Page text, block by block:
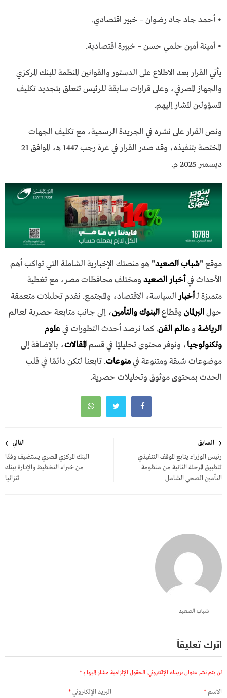
• أحمد جاد جاد رضوان – خبير اقتصادي.
• أمينة أمين حلمي حسن – خبيرة اقتصادية.
يأتي القرار بعد الاطلاع على الدستور والقوانين المنظمة للبنك المركزي
والجهاز المصرفي، وعلى قرارات سابقة للرئيس تتعلق بتجديد تكليف
المسؤولين المشار إليهم.
ونص القرار على نشره في الجريدة الرسمية، مع تكليف الجهات
المختصة بتنفيذه، وقد صدر القرار في غرة رجب 1447 هـ، الموافق 21
ديسمبر 2025 م.
موقع"شباب الصعيد" هو منصتك الإخبارية الشاملة التي تواكب أهم
الأحداث فيأخبار الصعيد ومختلف محافظات مصر، مع تغطية
متميزة لـأخبارالسياسة، الاقتصاد، والمجتمع. نقدم تحليلات متعمقة
حولالبرلمان وقطاعالبنوك والتأمين، إلى جانب متابعة حصرية لعالم
الرياضة و عالم الفن. كما نرصد أحدث التطورات فيعلوم
وتكنولوجيا، ونوفر محتوى تحليليًا في قسمالمقالات، بالإضافة إلى
موضوعات شيقة ومتنوعة فيمنوعات. تابعنا لتكن دائمًا في قلب
الحدث بمحتوى موثوق وتحليلات حصرية.
المقالات
السابق
رئيس الوزراء يتابع الموقف التنفيذي
لتطبيق المرحلة الثانية من منظومة
التأمين الصحي الشامل
التالي
البنك المركزي المصري يستضيف وفدًا
من خبراء التخطيط والإدارة ببنك
تنزانيا
شباب الصعيد
اترك تعليقاً
لن يتم نشر عنوان بريدك الإلكتروني. الحقول الإلزامية مشار إليها بـ *
الاسم* البريد الإلكتروني*